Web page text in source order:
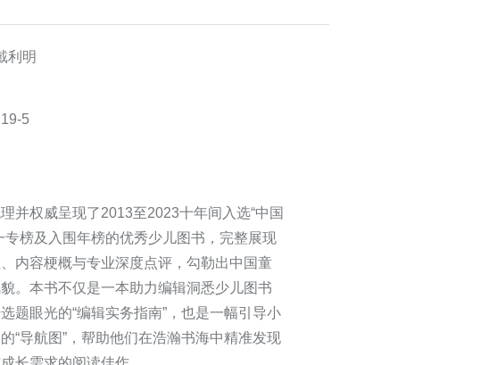
利明
5
并权威呈现了2013至2023十年间入选“中国
专榜及入围年榜的优秀少儿图书，完整展现
内容梗概与专业深度点评，勾勒出中国童
。本书不仅是一本助力编辑洞悉少儿图书
题眼光的“编辑实务指南”，也是一幅引导小
“导航图”，帮助他们在浩瀚书海中精准发现